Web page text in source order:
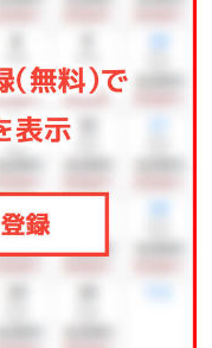
不可)
ります。
レッシュ！